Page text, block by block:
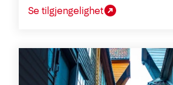
Se tilgjengelighet